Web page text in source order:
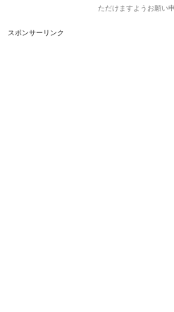
ただけますようお願い
スポンサーリンク